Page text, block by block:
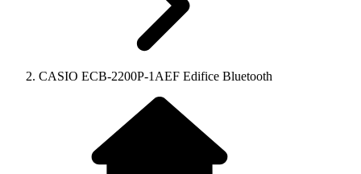
CASIO ECB-2200P-1AEF Edifice Bluetooth